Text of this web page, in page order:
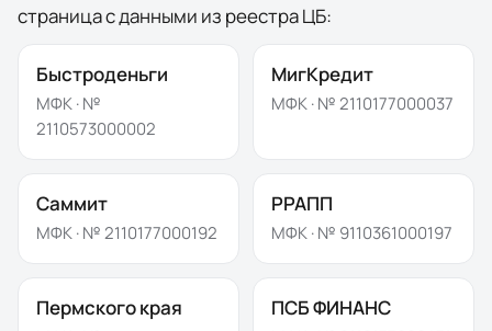
страница с данными из реестра ЦБ:
Быстроденьги
МФК · №
2110573000002
МигКредит
МФК · №2110177000037
Саммит
МФК · №2110177000192
РРАПП
МФК · № 9110361000197
Пермского края ПСБ ФИНАНС